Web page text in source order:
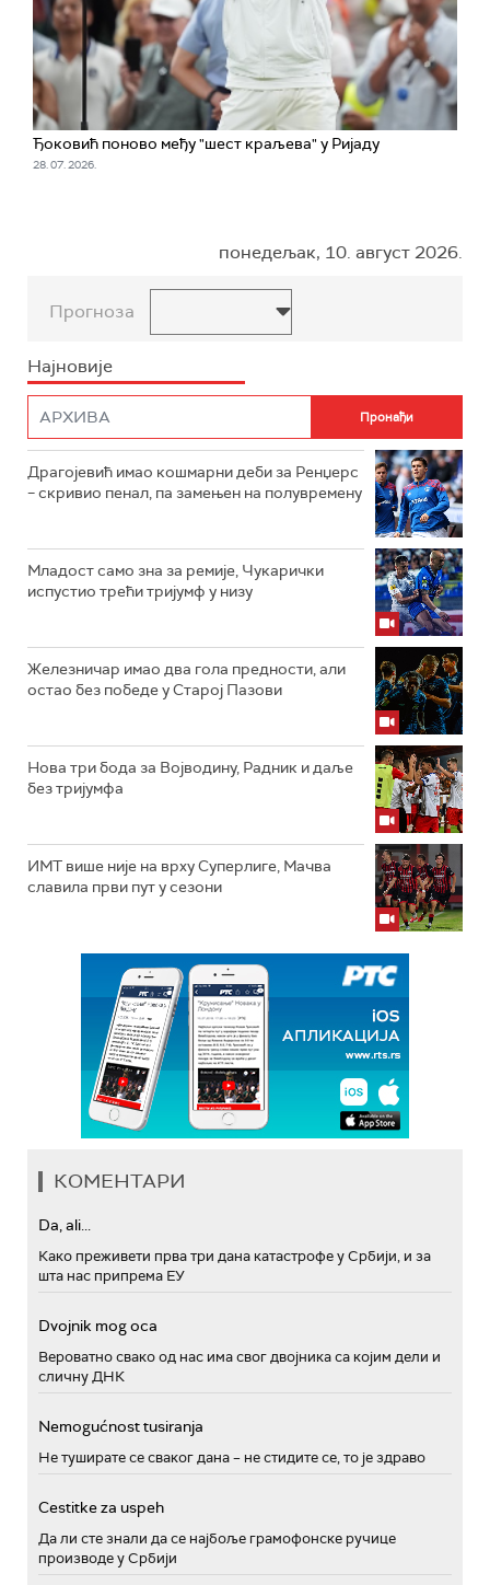
Ђоковић поново међу "шест краљева" у Ријаду
28. 07. 2026.
понедељак, 10. август 2026.
Прогноза
Најновије
Драгојевић имао кошмарни деби за Ренџерс
– скривио пенал, па замењен на полувремену
Младост само зна за ремије, Чукарички
испустио трећи тријумф у низу
Железничар имао два гола предности, али
остао без победе у Старој Пазови
Нова три бода за Војводину, Радник и даље
без тријумфа
ИМТ више није на врху Суперлиге, Мачва
славила први пут у сезони
КОМЕНТАРИ
Da, ali...
Како преживети прва три дана катастрофе у Србији, и за
шта нас припрема ЕУ
Dvojnik mog oca
Вероватно свако од нас има свог двојника са којим дели и
сличну ДНК
Nemogućnost tusiranja
Не туширате се сваког дана – не стидите се, то је здраво
Cestitke za uspeh
Да ли сте знали да се најбоље грамофонске ручице
производе у Србији